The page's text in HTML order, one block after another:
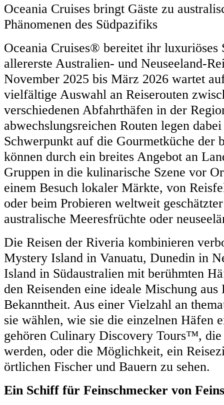
Oceania Cruises bringt Gäste zu
Phänomenen des Südpazifiks
Oceania Cruises® bereitet ihr
allererste Australien- und Neuseeland-
November 2025 bis März 2026 wartet
vielfältige Auswahl an Reiserouten
verschiedenen Abfahrthäfen in der
abwechslungsreichen Routen legen
Schwerpunkt auf die Gourmetküche der
können durch ein breites Angebot an
Gruppen in die kulinarische Szene vor
einem Besuch lokaler Märkte, von
oder beim Probieren weltweit
australische Meeresfrüchte oder
Die Reisen der Riveria kombinieren
Mystery Island in Vanuatu, Dunedin in
Island in Südaustralien mit berühmten
den Reisenden eine ideale Mischung aus
Bekanntheit. Aus einer Vielzahl an
sie wählen, wie sie die einzelnen Häfen
gehören Culinary Discovery Tours™,
werden, oder die Möglichkeit, ein
örtlichen Fischer und Bauern zu sehen.
Ein Schiff für Feinschmecker von